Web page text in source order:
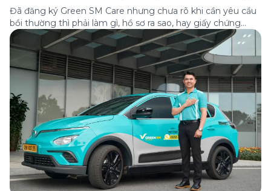
hỗ trợ
Đã đăng ký Green SM Care nhưng chưa rõ khi cần yêu cầu
bồi thường thì phải làm gì, hồ sơ ra sao, hay giấy chứng
nhận bảo hiểm tìm ở đâu? Bài viết này tổng hợp đầy đủ các
câu hỏi thường gặp nhất về quy trình bồi thường và hỗ trợ
của Green […]